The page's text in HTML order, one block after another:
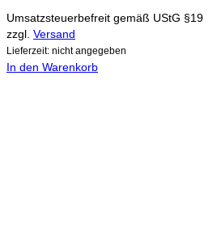
Umsatzsteuerbefreit gemäß UStG §19
zzgl. Versand
Lieferzeit: nicht angegeben
In den Warenkorb